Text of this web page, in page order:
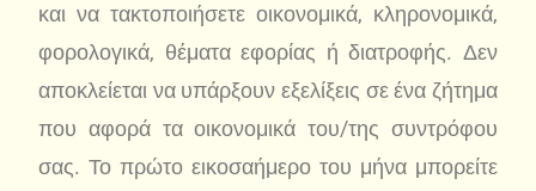
και να τακτοποιήσετε οικονομικά, κληρονομικά,
φορολογικά, θέματα εφορίας ή διατροφής. Δεν
αποκλείεται να υπάρξουν εξελίξεις σε ένα ζήτημα
που αφορά τα οικονομικά του/της συντρόφου
σας. Το πρώτο εικοσαήμερο του μήνα μπορείτε